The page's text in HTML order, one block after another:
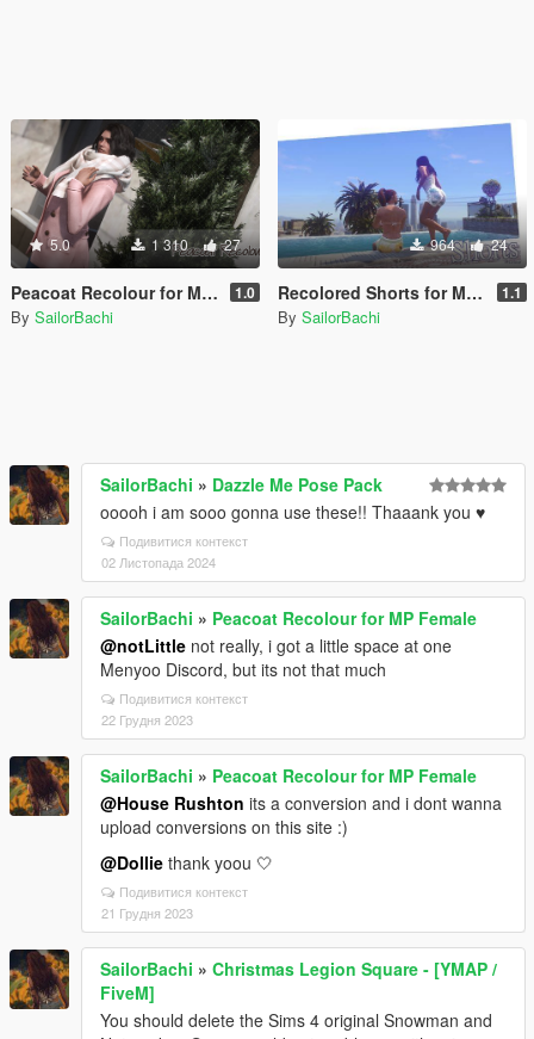
5.0 1 310 27
Peacoat Recolour for MP Female 1.0
By SailorBachi
964 24
Recolored Shorts for MP Female 1.1
By SailorBachi
SailorBachi » Dazzle Me Pose Pack
ooooh i am sooo gonna use these!! Thaaank you ♥
Подивитися контекст
02 Листопада 2024
SailorBachi » Peacoat Recolour for MP Female
@notLittle not really, i got a little space at one
Menyoo Discord, but its not that much
Подивитися контекст
22 Грудня 2023
SailorBachi » Peacoat Recolour for MP Female
@House Rushton its a conversion and i dont wanna
upload conversions on this site :)
@Dollie thank yoou 🤍
Подивитися контекст
21 Грудня 2023
SailorBachi » Christmas Legion Square - [YMAP /
FiveM]
You should delete the Sims 4 original Snowman and